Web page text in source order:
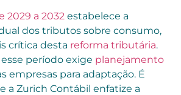
2029 a 2032 estabelece a
dos tributos sobre consumo,
crítica desta reforma tributária.
período exige planejamento
empresas para adaptação. É
a Zurich Contábil enfatize a